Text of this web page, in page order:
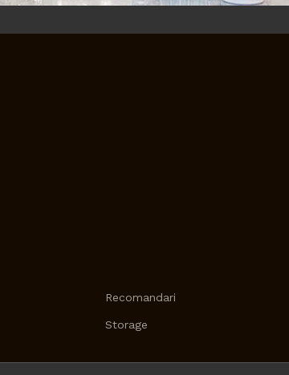
Recomandari
Storage